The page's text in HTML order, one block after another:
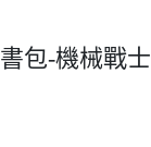
包-機械戰士